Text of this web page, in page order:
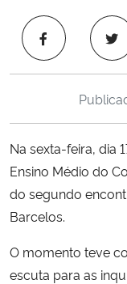
Ministério da Saúde
Ministério de Minas e
Ministério da Ciência,
Ministério do Meio
Ministério do Turismo
Ministério do
Na sexta-feira, dia
Ensino Médio do
do segundo
Barcelos.
O momento teve
escuta para as